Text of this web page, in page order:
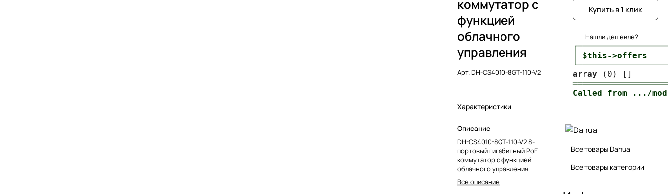
коммутатор с
функцией
облачного
управления
Арт.DH-CS4010-8GT-110-V2
Характеристики
Описание
DH-CS4010-8GT-110-V2 8-
портовый гигабитный PoE
коммутатор с функцией
облачного управления
Все описание
Купить в 1 клик
Нашли дешевле?
│ $this-
array
Все товары Dahua
Все товары категории